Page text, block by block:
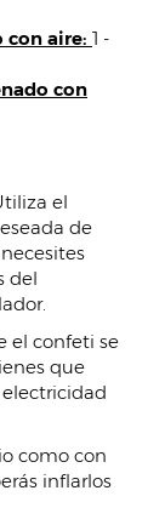
aire: 1 -
con
el
de
del
el confeti se
que
como con
inflarlos